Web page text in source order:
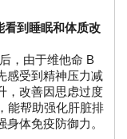
看到睡眠和体质改
，由于维他命 B
感受到精神压力减
，改善因思虑过度
能帮助强化肝脏排
体免疫防御力。